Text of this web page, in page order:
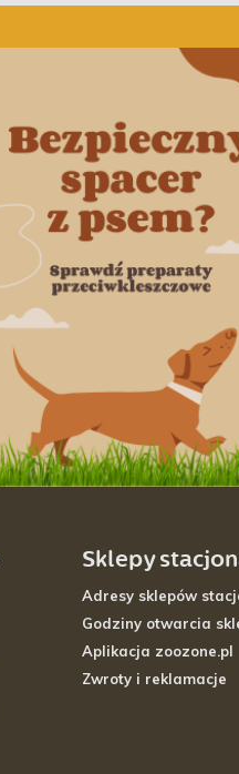
Sklepy
Adresy sklepów
Godziny otwarcia
Aplikacja zoozone.pl
Zwroty i reklamacje